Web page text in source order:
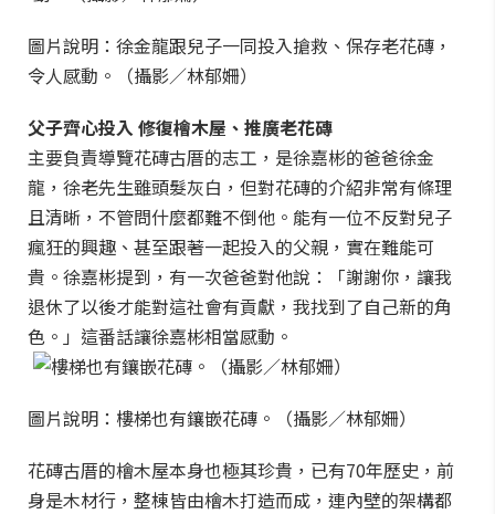
圖片說明：徐金龍跟兒子一同投入搶救、保存老花磚，
令人感動。（攝影／林郁姍）
父子齊心投入 修復檜木屋、推廣老花磚
主要負責導覽花磚古厝的志工，是徐嘉彬的爸爸徐金
龍，徐老先生雖頭髮灰白，但對花磚的介紹非常有條理
且清晰，不管問什麼都難不倒他。能有一位不反對兒子
瘋狂的興趣、甚至跟著一起投入的父親，實在難能可
貴。徐嘉彬提到，有一次爸爸對他說：「謝謝你，讓我
退休了以後才能對這社會有貢獻，我找到了自己新的角
色。」這番話讓徐嘉彬相當感動。
圖片說明：樓梯也有鑲嵌花磚。（攝影／林郁姍）
花磚古厝的檜木屋本身也極其珍貴，已有70年歷史，前
身是木材行，整棟皆由檜木打造而成，連內壁的架構都